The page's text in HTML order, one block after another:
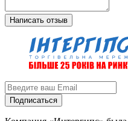
Написать отзыв
Подписаться